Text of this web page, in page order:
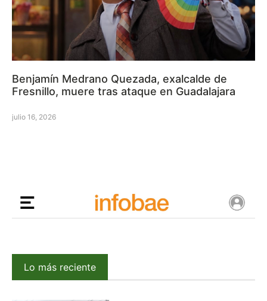
Benjamín Medrano Quezada, exalcalde de
Fresnillo, muere tras ataque en Guadalajara
julio 16, 2026
Lo más reciente